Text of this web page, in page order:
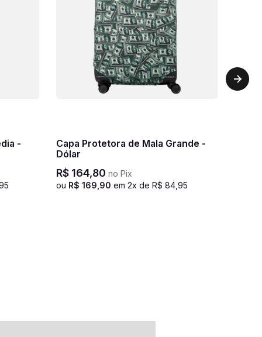
-
Capa Protetora de Mala Grande -
Dólar
R$ 164,80 no Pix
ou R$ 169,90 em 2x de R$ 84,95